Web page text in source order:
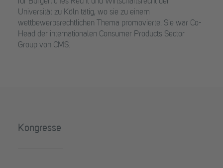
Universität zu Köln tätig, wo sie zu einem
wettbewerbsrechtlichen Thema promovierte. Sie war Co-
Head der internationalen Consumer Products Sector
Group von CMS.
Kongresse